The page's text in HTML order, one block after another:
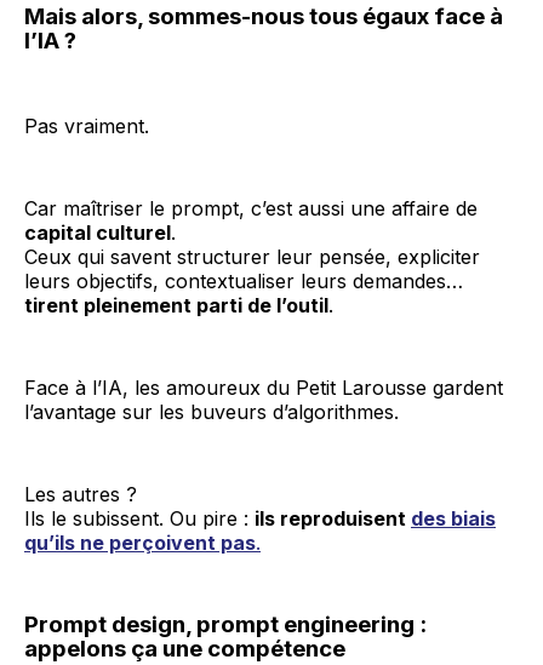
Mais alors, sommes-nous tous égaux face à
l’IA ?
Pas vraiment.
Car maîtriser le prompt, c’est aussi une affaire de
capital culturel.
Ceux qui savent structurer leur pensée, expliciter
leurs objectifs, contextualiser leurs demandes…
tirent pleinement parti de l’outil.
Face à l’IA, les amoureux du Petit Larousse gardent
l’avantage sur les buveurs d’algorithmes.
Les autres ?
Ils le subissent. Ou pire : ils reproduisent des biais
qu’ils ne perçoivent pas.
Prompt design, prompt engineering :
appelons ça une compétence